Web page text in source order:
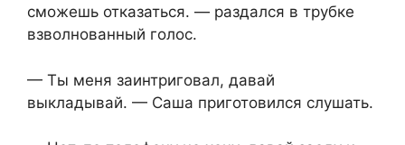
сможешь отказаться. — раздался в трубке
взволнованный голос.
— Ты меня заинтриговал, давай
выкладывай. — Саша приготовился слушать.